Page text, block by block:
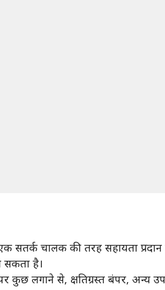
सतर्क चालक की तरह सहायता प्रदान
सकता है।
कुछ लगाने से, क्षतिग्रस्त बंपर,